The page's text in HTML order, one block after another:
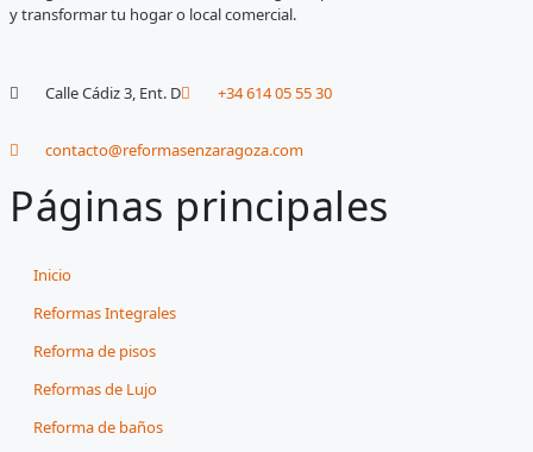
Páginas principales
Inicio
Reformas Integrales
Reforma de pisos
Reformas de Lujo
Reforma de baños
y transformar tu hogar o local comercial.
Calle Cádiz 3, Ent. D +34 614 05 55 30
contacto@reformasenzaragoza.com